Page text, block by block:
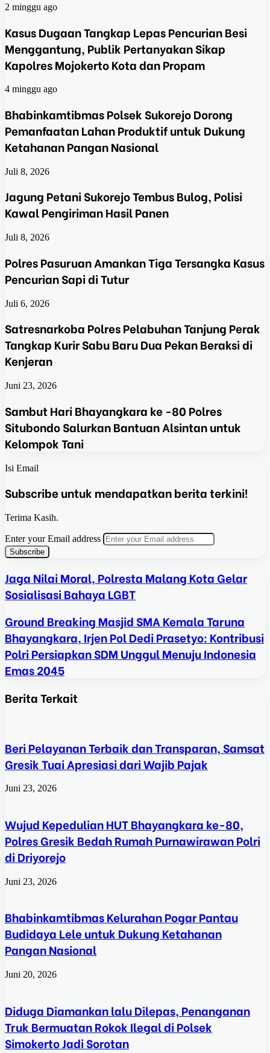
2 minggu ago
Kasus Dugaan Tangkap Lepas Pencurian Besi
Menggantung, Publik Pertanyakan Sikap
Kapolres Mojokerto Kota dan Propam
4 minggu ago
Bhabinkamtibmas Polsek Sukorejo Dorong
Pemanfaatan Lahan Produktif untuk Dukung
Ketahanan Pangan Nasional
Juli 8, 2026
Jagung Petani Sukorejo Tembus Bulog, Polisi
Kawal Pengiriman Hasil Panen
Juli 8, 2026
Polres Pasuruan Amankan Tiga Tersangka Kasus
Pencurian Sapi di Tutur
Juli 6, 2026
Satresnarkoba Polres Pelabuhan Tanjung Perak
Tangkap Kurir Sabu Baru Dua Pekan Beraksi di
Kenjeran
Juni 23, 2026
Sambut Hari Bhayangkara ke -80 Polres
Situbondo Salurkan Bantuan Alsintan untuk
Kelompok Tani
Isi Email
Subscribe untuk mendapatkan berita terkini!
Terima Kasih.
Enter your Email address
Jaga Nilai Moral, Polresta Malang Kota Gelar
Sosialisasi Bahaya LGBT
Ground Breaking Masjid SMA Kemala Taruna
Bhayangkara, Irjen Pol Dedi Prasetyo: Kontribusi
Polri Persiapkan SDM Unggul Menuju Indonesia
Emas 2045
Berita Terkait
Beri Pelayanan Terbaik dan Transparan, Samsat
Gresik Tuai Apresiasi dari Wajib Pajak
Juni 23, 2026
Wujud Kepedulian HUT Bhayangkara ke-80,
Polres Gresik Bedah Rumah Purnawirawan Polri
di Driyorejo
Juni 23, 2026
Bhabinkamtibmas Kelurahan Pogar Pantau
Budidaya Lele untuk Dukung Ketahanan
Pangan Nasional
Juni 20, 2026
Diduga Diamankan lalu Dilepas, Penanganan
Truk Bermuatan Rokok Ilegal di Polsek
Simokerto Jadi Sorotan